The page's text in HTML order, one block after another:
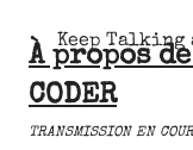
Keep Talking
À propos
CODER
TRANSMISSION EN